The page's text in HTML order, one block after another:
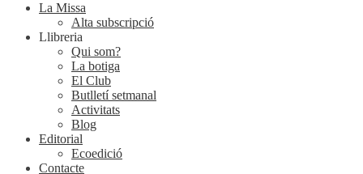
La Missa
Alta subscripció
Llibreria
Qui som?
La botiga
El Club
Butlletí setmanal
Activitats
Blog
Editorial
Ecoedició
Contacte